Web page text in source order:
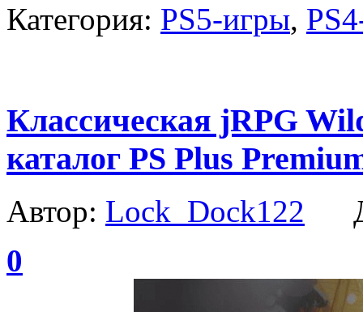
Категория: PS5-игры,
Классическая jRPG
каталог PS Plus
Автор: Lock_Dock122
0